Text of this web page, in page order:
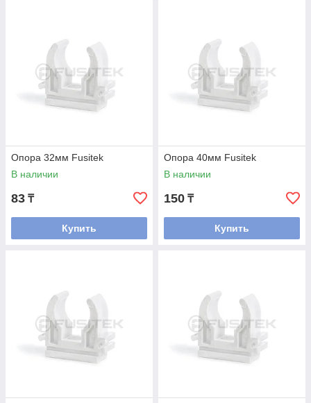
Опора 32мм Fusitek
В наличии
83 ₸
Купить
Опора 40мм Fusitek
В наличии
150 ₸
Купить